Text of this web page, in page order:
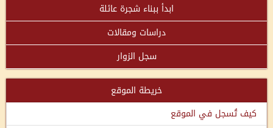
ابدأ ببناء شجرة عائلة
دراسات ومقالات
سجل الزوار
خريطة الموقع
كيف تُسجل في الموقع